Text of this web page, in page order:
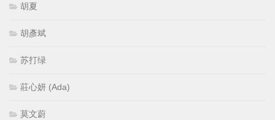
胡夏
胡彥斌
苏打绿
莊心妍 (Ada)
莫文蔚